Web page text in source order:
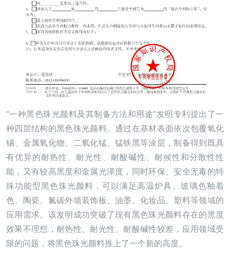
“一种黑色珠光颜料及其制备方法和用途”发明专利提出了一
种四层结构的黑色珠光颜料。通过在基材表面依次包覆氧化
锡、金属氧化物、二氧化锰、锰铁黑等涂层，制备得到既具
有优异的耐热性、耐光性、耐酸碱性、耐候性和分散性性
能，又有较高黑度和金属光泽度，同时环保、安全无毒的特
殊功能型黑色珠光颜料，可以满足高温炉具、玻璃色釉着
色、陶瓷、氟碳外墙装饰板、油墨、化妆品、塑料等领域的
应用需求。该发明成功突破了现有黑色珠光颜料存在的黑度
效果不理想，耐热性、耐光性、耐酸碱性较差，应用领域受
限的问题，将黑色珠光颜料推上了一个新的高度。